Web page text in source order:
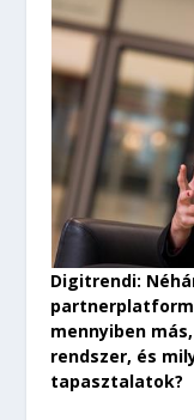
Digitrendi:
mennyiben
rendszer, és
tapasztalatok?